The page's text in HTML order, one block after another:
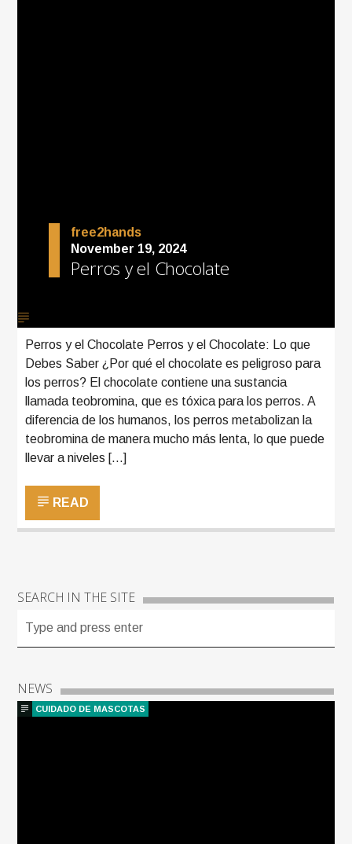
free2hands
November 19, 2024
Perros y el Chocolate
Perros y el Chocolate Perros y el Chocolate: Lo que
Debes Saber ¿Por qué el chocolate es peligroso para
los perros? El chocolate contiene una sustancia
llamada teobromina, que es tóxica para los perros. A
diferencia de los humanos, los perros metabolizan la
teobromina de manera mucho más lenta, lo que puede
llevar a niveles […]
READ
SEARCH IN THE SITE
NEWS
CUIDADO DE MASCOTAS